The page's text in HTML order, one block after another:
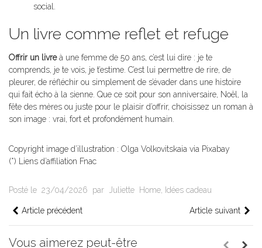
social.
Un livre comme reflet et refuge
Offrir un livreà une femme de 50 ans, c’est lui dire : je te
comprends, je te vois, je t’estime. C’est lui permettre de rire, de
pleurer, de réfléchir ou simplement de s’évader dans une histoire
qui fait écho à la sienne. Que ce soit pour son anniversaire, Noël, la
fête des mères ou juste pour le plaisir d’offrir, choisissez un roman à
son image : vrai, fort et profondément humain.
Copyright image d’illustration : Olga Volkovitskaia via Pixabay
(*) Liens d’affiliation Fnac
Posté le 23/04/2026 par Juliette Home, Idées cadeau
Article précédent Article suivant
Vous aimerez peut-être